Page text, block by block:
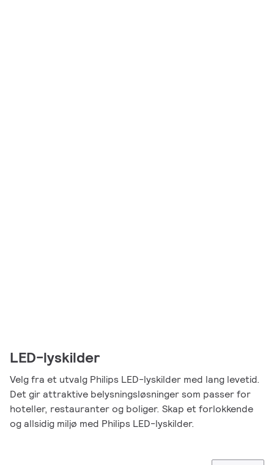
LED-lyskilder
Velg fra et utvalg Philips LED-lyskilder med lang levetid.
Det gir attraktive belysningsløsninger som passer for
hoteller, restauranter og boliger. Skap et forlokkende
og allsidig miljø med Philips LED-lyskilder.